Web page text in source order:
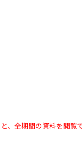
、全期間の資料を閲覧